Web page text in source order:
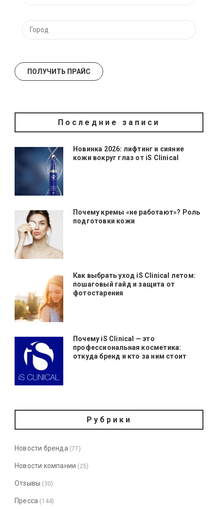
Последние записи
Новинка 2026: лифтинг и сияние
кожи вокруг глаз от iS Clinical
Почему кремы «не работают»? Роль
подготовки кожи
Как выбрать уход iS Clinical летом:
пошаговый гайд и защита от
фотостарения
Почему iS Clinical — это
профессиональная косметика:
откуда бренд и кто за ним стоит
Рубрики
Новости бренда (77)
Новости компании (25)
Отзывы (30)
Пресса (144)